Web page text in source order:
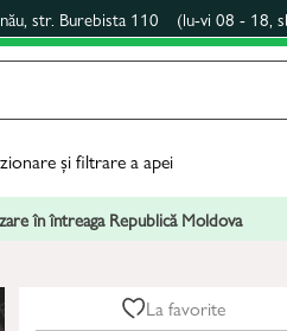
str. Burebista 110 (lu-vi 08 - 18,
și filtrare a apei
în întreaga Republică Moldova
La favorite